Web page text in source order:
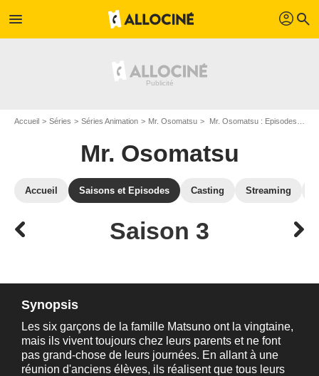
menu profil search
Accueil Séries Séries Animation Mr. Osomatsu Mr. Osomatsu : Episodes de la saison 3
Mr. Osomatsu
Accueil Saisons et Episodes Casting Streaming
Saison 3
Synopsis
Les six garçons de la famille Matsuno ont la vingtaine,
mais ils vivent toujours chez leurs parents et ne font
pas grand-chose de leurs journées. En allant à une
réunion d'anciens élèves, ils réalisent que tous leurs